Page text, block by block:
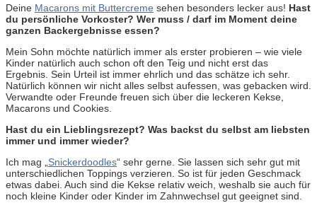
Deine Macarons mit Buttercreme sehen besonders lecker aus! Hast
du persönliche Vorkoster? Wer muss / darf im Moment deine
ganzen Backergebnisse essen?
Mein Sohn möchte natürlich immer als erster probieren – wie viele
Kinder natürlich auch schon oft den Teig und nicht erst das
Ergebnis. Sein Urteil ist immer ehrlich und das schätze ich sehr.
Natürlich können wir nicht alles selbst aufessen, was gebacken wird.
Verwandte oder Freunde freuen sich über die leckeren Kekse,
Macarons und Cookies.
Hast du ein Lieblingsrezept? Was backst du selbst am liebsten
immer und immer wieder?
Ich mag „ Snickerdoodles“ sehr gerne. Sie lassen sich sehr gut mit
unterschiedlichen Toppings verzieren. So ist für jeden Geschmack
etwas dabei. Auch sind die Kekse relativ weich, weshalb sie auch für
noch kleine Kinder oder Kinder im Zahnwechsel gut geeignet sind.